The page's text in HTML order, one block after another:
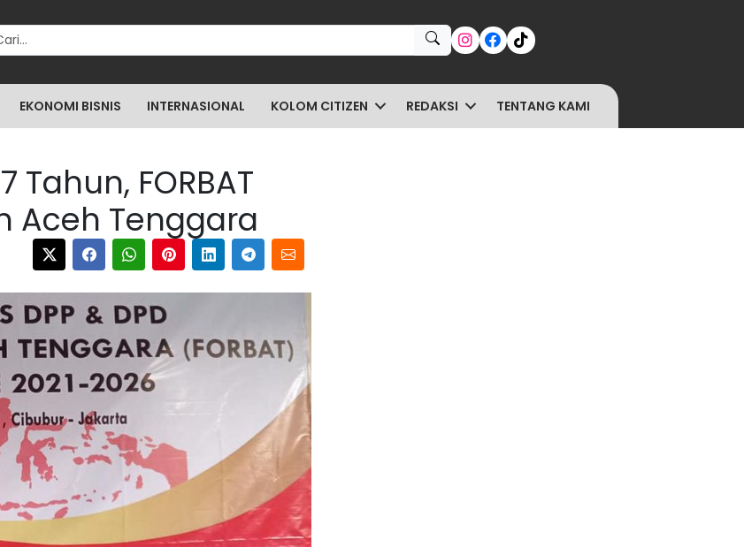
for:
EKONOMI BISNIS INTERNASIONAL KOLOM CITIZEN REDAKSI TENTANG KAMI
FORBAT
Aceh Tenggara